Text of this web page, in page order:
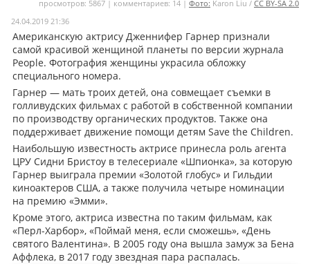
Мои материалы
Мои места
Моя личная афиша
Перечитать
просмотров: 5867 | комментариев: 14 | Фото: Karon Liu / CC BY-SA 2.0
24.04.2019 21:36
Американскую актрису Дженнифер Гарнер признали
самой красивой женщиной планеты по версии журнала
People. Фотография женщины украсила обложку
специального номера.
Гарнер — мать троих детей, она совмещает съемки в
голливудских фильмах с работой в собственной компании
по производству органических продуктов. Также она
поддерживает движение помощи детям Save the Children.
Наибольшую известность актрисе принесла роль агента
ЦРУ Сидни Бристоу в телесериале «Шпионка», за которую
Гарнер выиграла премии «Золотой глобус» и Гильдии
киноактеров США, а также получила четыре номинации
на премию «Эмми».
Кроме этого, актриса известна по таким фильмам, как
«Перл-Харбор», «Поймай меня, если сможешь», «День
святого Валентина». В 2005 году она вышла замуж за Бена
Аффлека, в 2017 году звездная пара распалась.